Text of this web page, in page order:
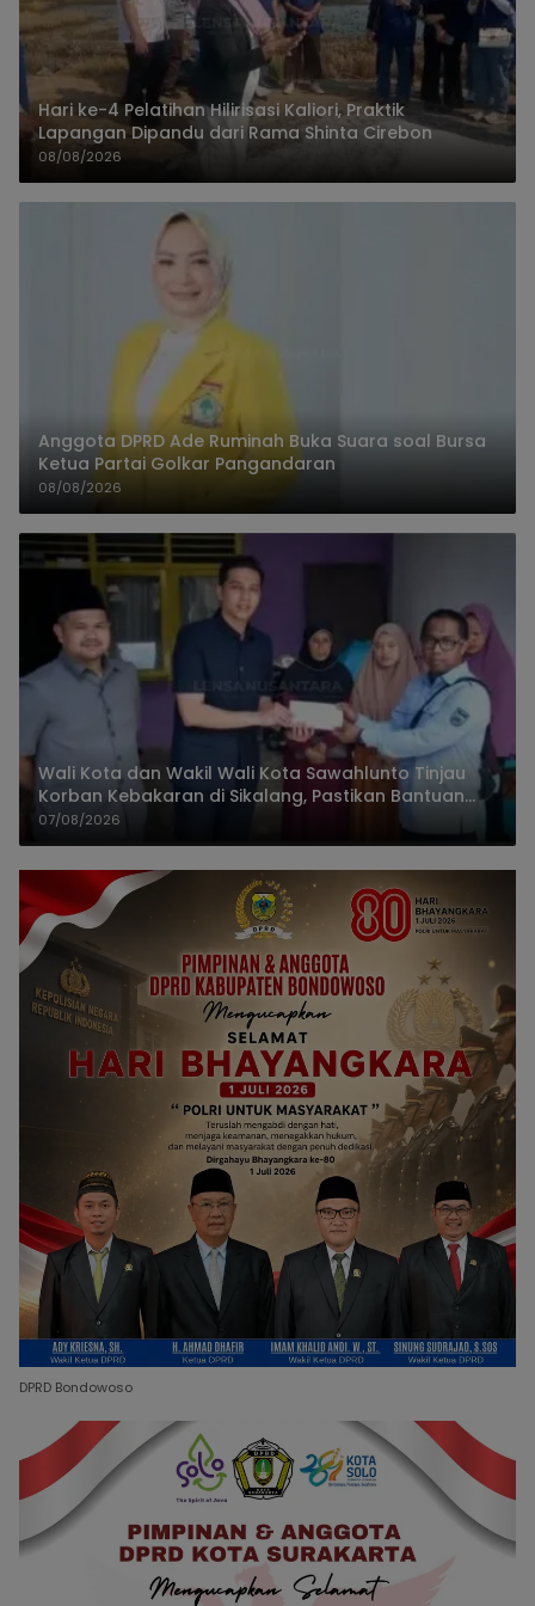
Hari ke-4 Pelatihan Hilirisasi Kaliori, Praktik
Lapangan Dipandu dari Rama Shinta Cirebon
08/08/2026
Anggota DPRD Ade Ruminah Buka Suara soal Bursa
Ketua Partai Golkar Pangandaran
08/08/2026
Wali Kota dan Wakil Wali Kota Sawahlunto Tinjau
Korban Kebakaran di Sikalang, Pastikan Bantuan
dan Perkuat Mitigasi Bencana
07/08/2026
DPRD Bondowoso